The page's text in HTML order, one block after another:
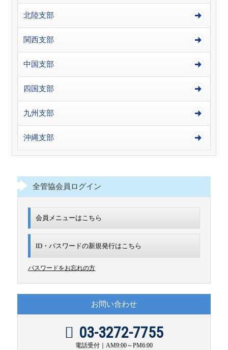
北陸支部
関西支部
中国支部
四国支部
九州支部
沖縄支部
全管協会員ログイン
会員メニューはこちら
ID・パスワードの新規発行はこちら
パスワードをお忘れの方
お問い合わせ
03-3272-7755
電話受付｜AM9:00～PM6:00